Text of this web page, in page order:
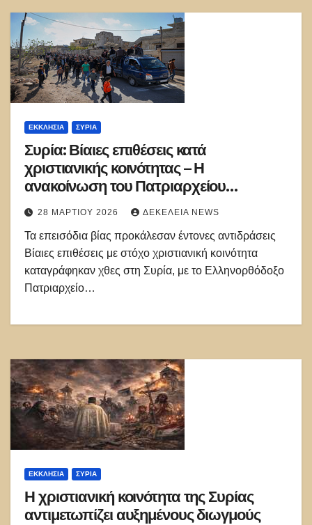
ΕΚΚΛΗΣΊΑ ΣΥΡΊΑ
Συρία: Βίαιες επιθέσεις κατά
χριστιανικής κοινότητας – Η
ανακοίνωση του Πατριαρχείου
Αντιόχειας
28 ΜΑΡΤΊΟΥ 2026 ΔΕΚΈΛΕΙΑ NEWS
Τα επεισόδια βίας προκάλεσαν έντονες αντιδράσεις
Βίαιες επιθέσεις με στόχο χριστιανική κοινότητα
καταγράφηκαν χθες στη Συρία, με το Ελληνορθόδοξο
Πατριαρχείο…
ΕΚΚΛΗΣΊΑ ΣΥΡΊΑ
Η χριστιανική κοινότητα της Συρίας
αντιμετωπίζει αυξημένους διωγμούς